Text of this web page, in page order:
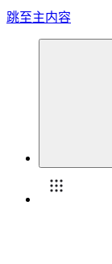
跳至主内容